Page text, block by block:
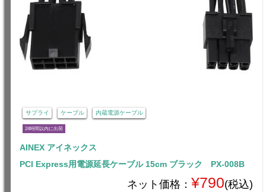
サプライ ケーブル 内蔵電源ケーブル
24時間以内に出荷
AINEX アイネックス
PCI Express用電源延長ケーブル 15cm ブラック PX-008B
ネット価格： ¥790(税込)